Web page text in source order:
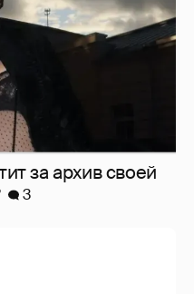
за архив своей
3